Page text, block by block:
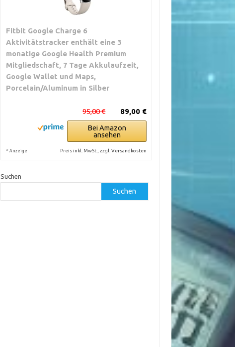
Fitbit Google Charge 6
Aktivitätstracker enthält eine 3
monatige Google Health Premium
Mitgliedschaft, 7 Tage Akkulaufzeit,
Google Wallet und Maps,
Porcelain/Aluminum in Silber
89,00 €
95,00 €
Bei Amazon
ansehen
* Anzeige Preis inkl. MwSt., zzgl. Versandkosten
Suchen
Suchen